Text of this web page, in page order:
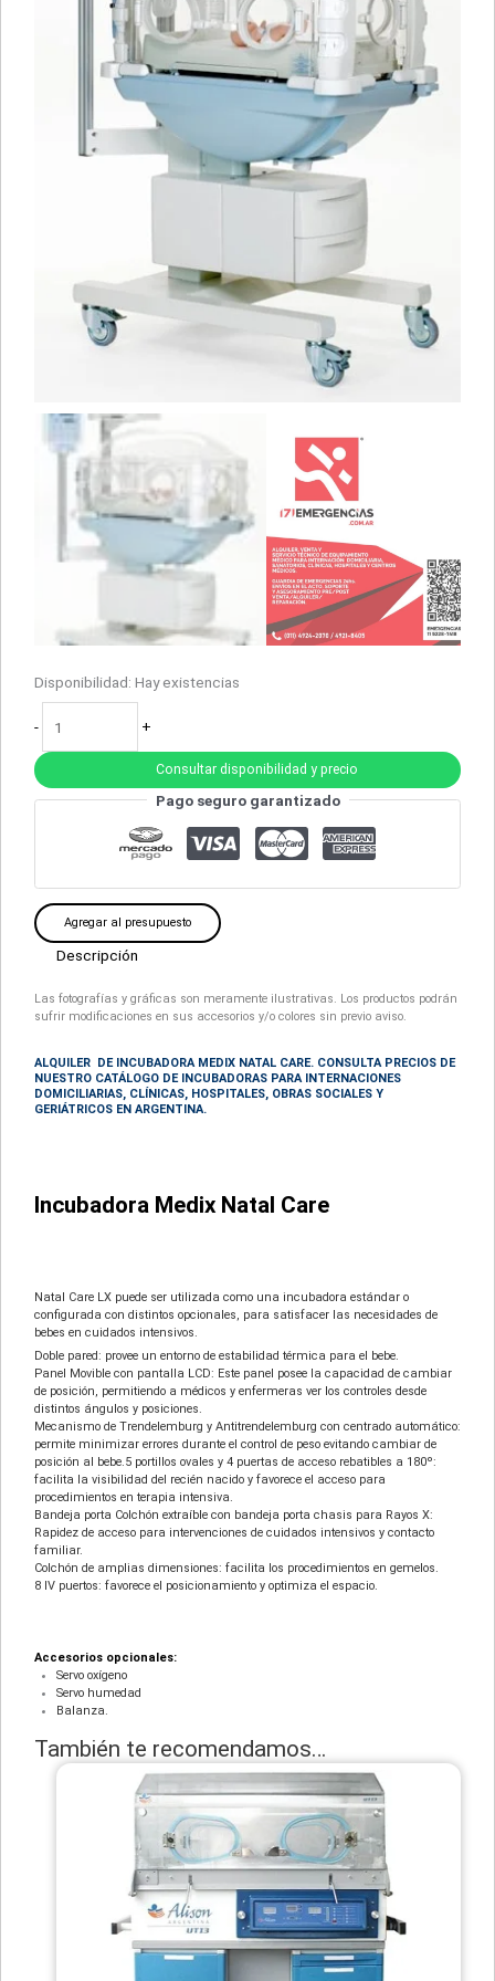
Disponibilidad: Hay existencias
- +
Consultar disponibilidad y precio
Pago seguro garantizado
Agregar al presupuesto
Descripción
Las fotografías y gráficas son meramente ilustrativas. Los productos podrán
sufrir modificaciones en sus accesorios y/o colores sin previo aviso.
ALQUILER DE INCUBADORA MEDIX NATAL CARE. CONSULTA PRECIOS DE
NUESTRO CATÁLOGO DE INCUBADORAS PARA INTERNACIONES
DOMICILIARIAS, CLÍNICAS, HOSPITALES, OBRAS SOCIALES Y
GERIÁTRICOS EN ARGENTINA.
Incubadora Medix Natal Care
Natal Care LX puede ser utilizada como una incubadora estándar o
configurada con distintos opcionales, para satisfacer las necesidades de
bebes en cuidados intensivos.
Doble pared: provee un entorno de estabilidad térmica para el bebe.
Panel Movible con pantalla LCD: Este panel posee la capacidad de cambiar
de posición, permitiendo a médicos y enfermeras ver los controles desde
distintos ángulos y posiciones.
Mecanismo de Trendelemburg y Antitrendelemburg con centrado automático:
permite minimizar errores durante el control de peso evitando cambiar de
posición al bebe.5 portillos ovales y 4 puertas de acceso rebatibles a 180º:
facilita la visibilidad del recién nacido y favorece el acceso para
procedimientos en terapia intensiva.
Bandeja porta Colchón extraíble con bandeja porta chasis para Rayos X:
Rapidez de acceso para intervenciones de cuidados intensivos y contacto
familiar.
Colchón de amplias dimensiones: facilita los procedimientos en gemelos.
8 IV puertos: favorece el posicionamiento y optimiza el espacio.
Accesorios opcionales:
Servo oxígeno
Servo humedad
Balanza.
También te recomendamos…